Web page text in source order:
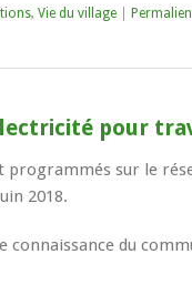
,Vie du village
pour
programmés sur le
2018.
connaissance du